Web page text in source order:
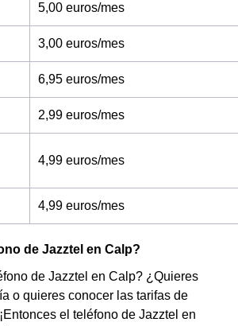
5,00 euros/mes
3,00 euros/mes
6,95 euros/mes
2,99 euros/mes
4,99 euros/mes
4,99 euros/mes
de Jazztel en Calp?
de Jazztel en Calp? ¿Quieres
o quieres conocer las tarifas de
el teléfono de Jazztel en